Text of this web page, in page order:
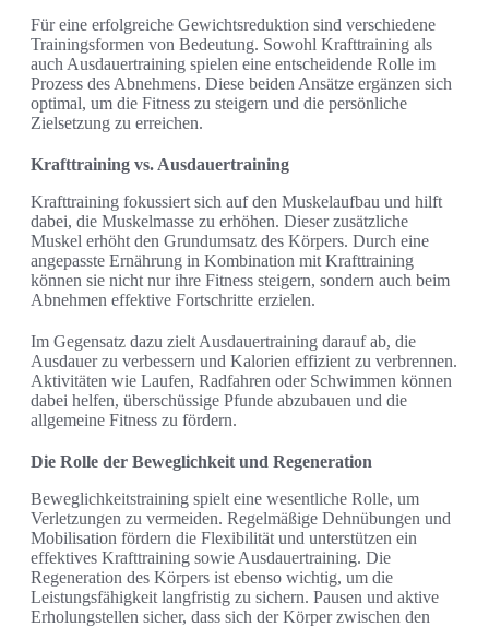
Für eine erfolgreiche Gewichtsreduktion sind verschiedene
Trainingsformen von Bedeutung. Sowohl Krafttraining als
auch Ausdauertraining spielen eine entscheidende Rolle im
Prozess des Abnehmens. Diese beiden Ansätze ergänzen sich
optimal, um die Fitness zu steigern und die persönliche
Zielsetzung zu erreichen.
Krafttraining vs. Ausdauertraining
Krafttraining fokussiert sich auf den Muskelaufbau und hilft
dabei, die Muskelmasse zu erhöhen. Dieser zusätzliche
Muskel erhöht den Grundumsatz des Körpers. Durch eine
angepasste Ernährung in Kombination mit Krafttraining
können sie nicht nur ihre Fitness steigern, sondern auch beim
Abnehmen effektive Fortschritte erzielen.
Im Gegensatz dazu zielt Ausdauertraining darauf ab, die
Ausdauer zu verbessern und Kalorien effizient zu verbrennen.
Aktivitäten wie Laufen, Radfahren oder Schwimmen können
dabei helfen, überschüssige Pfunde abzubauen und die
allgemeine Fitness zu fördern.
Die Rolle der Beweglichkeit und Regeneration
Beweglichkeitstraining spielt eine wesentliche Rolle, um
Verletzungen zu vermeiden. Regelmäßige Dehnübungen und
Mobilisation fördern die Flexibilität und unterstützen ein
effektives Krafttraining sowie Ausdauertraining. Die
Regeneration des Körpers ist ebenso wichtig, um die
Leistungsfähigkeit langfristig zu sichern. Pausen und aktive
Erholungstellen sicher, dass sich der Körper zwischen den